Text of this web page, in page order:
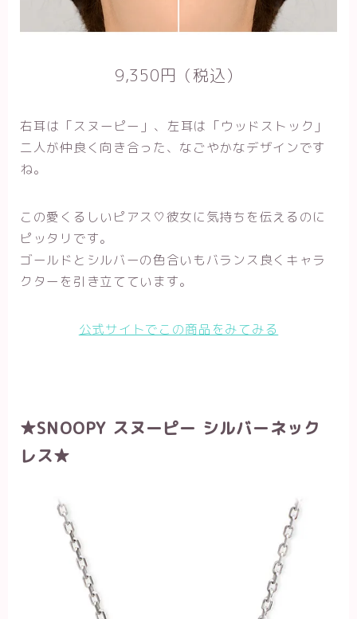
9,350円（税込）
右耳は「スヌーピー」、 左耳は 「ウッドストック」
二人が仲良く向き合った、なごやかなデザインです
ね。
この愛くるしいピアス♡彼女に気持ちを伝えるのに
ピッタリです。
ゴールドとシルバーの色合いもバランス良くキャラ
クターを引き立てています。
公式サイトでこの商品をみてみる
★SNOOPY スヌーピー シルバーネック
レス★